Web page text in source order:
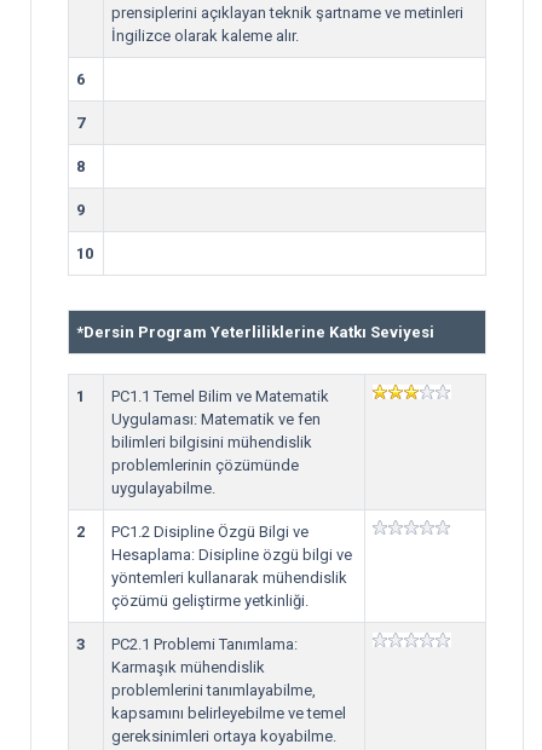
prensiplerini açıklayan teknik şartname ve metinleri
İngilizce olarak kaleme alır.
6
7
8
9
10
*Dersin Program Yeterliliklerine Katkı Seviyesi
1
PC1.1 Temel Bilim ve Matematik
Uygulaması: Matematik ve fen
bilimleri bilgisini mühendislik
problemlerinin çözümünde
uygulayabilme.
2
PC1.2 Disipline Özgü Bilgi ve
Hesaplama: Disipline özgü bilgi ve
yöntemleri kullanarak mühendislik
çözümü geliştirme yetkinliği.
3
PC2.1 Problemi Tanımlama:
Karmaşık mühendislik
problemlerini tanımlayabilme,
kapsamını belirleyebilme ve temel
gereksinimleri ortaya koyabilme.